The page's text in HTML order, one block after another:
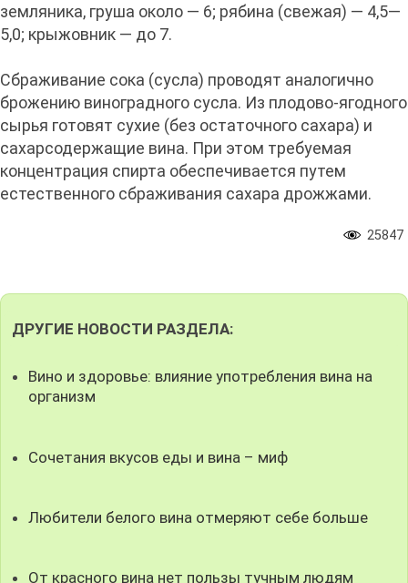
земляника, груша около — 6; рябина (свежая) — 4,5—
5,0; крыжовник — до 7.
Сбраживание сока (сусла) проводят аналогично
брожению виноградного сусла. Из плодово-ягодного
сырья готовят сухие (без остаточного сахара) и
сахарсодержащие вина. При этом требуемая
концентрация спирта обеспечивается путем
естественного сбраживания сахара дрожжами.
25847
ДРУГИЕ НОВОСТИ РАЗДЕЛА:
Вино и здоровье: влияние употребления вина на
организм
Сочетания вкусов еды и вина – миф
Любители белого вина отмеряют себе больше
От красного вина нет пользы тучным людям